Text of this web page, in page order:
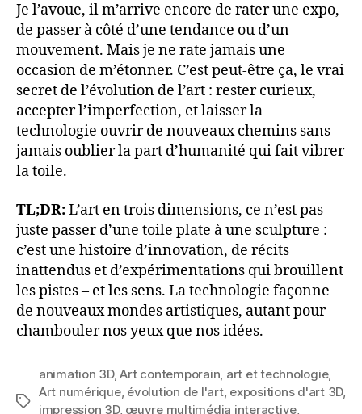
Je l’avoue, il m’arrive encore de rater une expo,
de passer à côté d’une tendance ou d’un
mouvement. Mais je ne rate jamais une
occasion de m’étonner. C’est peut-être ça, le vrai
secret de l’évolution de l’art : rester curieux,
accepter l’imperfection, et laisser la
technologie ouvrir de nouveaux chemins sans
jamais oublier la part d’humanité qui fait vibrer
la toile.
TL;DR:L’art en trois dimensions, ce n’est pas
juste passer d’une toile plate à une sculpture :
c’est une histoire d’innovation, de récits
inattendus et d’expérimentations qui brouillent
les pistes – et les sens. La technologie façonne
de nouveaux mondes artistiques, autant pour
chambouler nos yeux que nos idées.
Étiquettes
animation 3D,Art contemporain, art et technologie,
Art numérique, évolution de l'art, expositions d'art 3D,
impression 3D, œuvre multimédia interactive,